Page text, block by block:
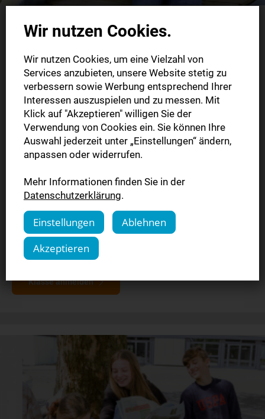
Wir lesen intensiv
Für Schulen und Lehrkräfte – Klassenprojekt
anmelden
Für Schulen und Lehrkräfte – Klassenprojekt anmelden
Ein 4-wöchiges Zeitungsprojekt für Klassen 7–13 (auch
berufliche Schulen) mit aktuellen Themen,
Bildungsplan Deutsch abgestimmt ist. Projekt-Highlights:
Fokus auf Lesen, Schreiben und Medienkompetenz
Aktuelle Inhalte und pädagogisches Begleitmaterial
Kostenloses Angebot
Klasse anmelden
Wir nutzen Cookies.
Wir nutzen Cookies, um eine Vielzahl von
Services anzubieten, unsere Website stetig zu
verbessern sowie Werbung entsprechend Ihrer
Interessen auszuspielen und zu messen. Mit
Klick auf "Akzeptieren" willigen Sie der
Verwendung von Cookies ein. Sie können Ihre
Auswahl jederzeit unter „Einstellungen“ ändern,
anpassen oder widerrufen.
Mehr Informationen finden Sie in der
Datenschutzerklärung.
Einstellungen
Ablehnen
Akzeptieren